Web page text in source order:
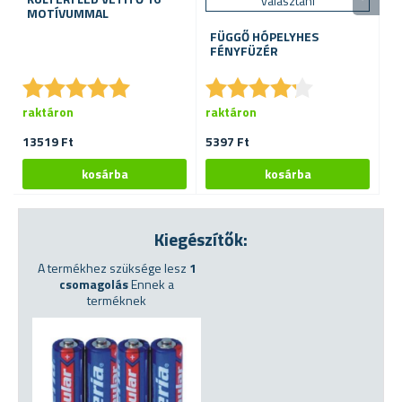
MOTÍVUMMAL
★★★★★
★★★★★
13519 Ft
raktáron
FÜGGŐ HÓPELYHES
FÉNYFÜZÉR
★★★★★
★★★★★
5397 Ft
raktáron
Kiegészítők:
A termékhez szüksége lesz 1
csomagolásEnnek a
terméknek